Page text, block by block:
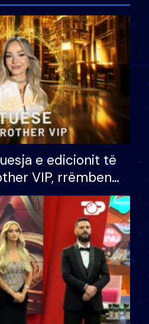
e edicionit të
VIP, rrëmben
100 mijë eurosh